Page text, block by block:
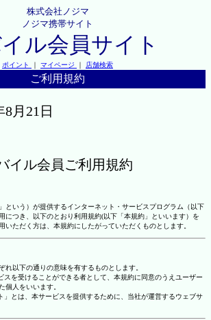
株式会社ノジマ
ノジマ携帯サイト
ル会員サイト
ポイント ｜ マイページ ｜ 店舗検索
ご利用規約
月21日
イル会員ご利用規約
という）が提供するインターネット・サービスプログラム（以下
につき、以下のとおり利用規約(以下「本規約」といいます）を
いただく方は、本規約にしたがっていただくものとします。
れ以下の通りの意味を有するものとします。
スを受けることができる者として、本規約に同意のうえユーザー
個人をいいます。
」とは、本サービスを提供するために、当社が運営するウェブサ